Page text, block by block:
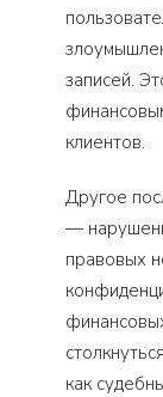
записей.
клиентов.
Другое
—
правовых
как